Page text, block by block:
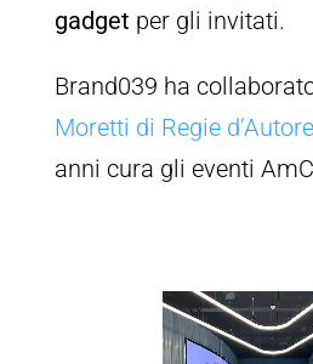
gadget per gli invitati.
Brand039 ha
Moretti di Regie d’Autore
anni cura gli eventi